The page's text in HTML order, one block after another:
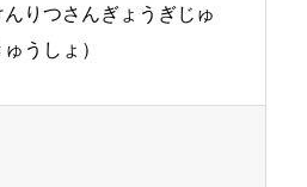
んりつさんぎょうぎじゅ
うしょ）